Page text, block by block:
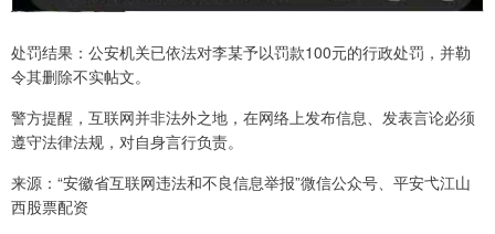
处罚结果：公安机关已依法对李某予以罚款100元的行政处罚，并勒
令其删除不实帖文。
警方提醒，互联网并非法外之地，在网络上发布信息、发表言论必须
遵守法律法规，对自身言行负责。
来源：“安徽省互联网违法和不良信息举报”微信公众号、平安弋江山
西股票配资